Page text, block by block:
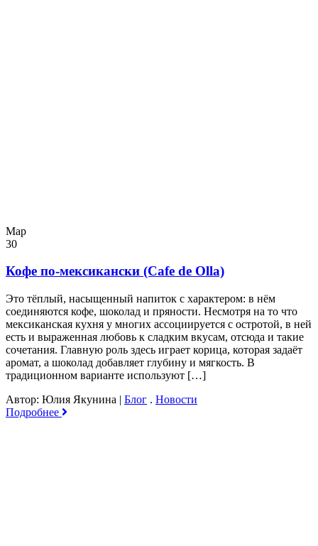
Мар
30
Кофе по-мексикански (Cafe de Olla)
Это тёплый, насыщенный напиток с характером: в нём
соединяются кофе, шоколад и пряности. Несмотря на то что
мексиканская кухня у многих ассоциируется с остротой, в ней
есть и выраженная любовь к сладким вкусам, отсюда и такие
сочетания. Главную роль здесь играет корица, которая задаёт
аромат, а шоколад добавляет глубину и мягкость. В
традиционном варианте используют […]
Автор: Юлия Якунина | Блог . Новости
Подробнее